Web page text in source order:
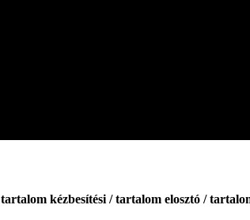
tartalom kézbesítési / tartalom elosztó /